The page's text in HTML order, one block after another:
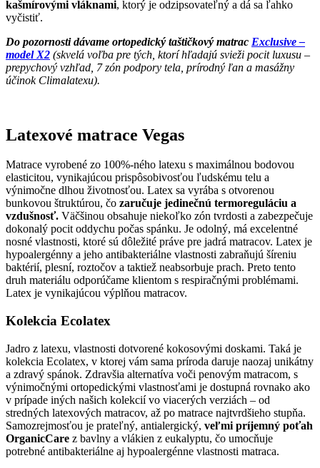
kašmírovými vláknami, ktorý je odzipsovateľný a dá sa ľahko
vyčistiť.
Do pozornosti dávame ortopedický taštičkový matrac Exclusive –
model X2 (skvelá voľba pre tých, ktorí hľadajú svieži pocit luxusu –
prepychový vzhľad, 7 zón podpory tela, prírodný ľan a masážny
účinok Climalatexu).
Latexové matrace Vegas
Matrace vyrobené zo 100%-ného latexu s maximálnou bodovou
elasticitou, vynikajúcou prispôsobivosťou ľudskému telu a
výnimočne dlhou životnosťou. Latex sa vyrába s otvorenou
bunkovou štruktúrou, čo zaručuje jedinečnú termoreguláciu a
vzdušnosť. Väčšinou obsahuje niekoľko zón tvrdosti a zabezpečuje
dokonalý pocit oddychu počas spánku. Je odolný, má excelentné
nosné vlastnosti, ktoré sú dôležité práve pre jadrá matracov. Latex je
hypoalergénny a jeho antibakteriálne vlastnosti zabraňujú šíreniu
baktérií, plesní, roztočov a taktiež neabsorbuje prach. Preto tento
druh materiálu odporúčame klientom s respiračnými problémami.
Latex je vynikajúcou výplňou matracov.
Kolekcia Ecolatex
Jadro z latexu, vlastnosti dotvorené kokosovými doskami. Taká je
kolekcia Ecolatex, v ktorej vám sama príroda daruje naozaj unikátny
a zdravý spánok. Zdravšia alternatíva voči penovým matracom, s
výnimočnými ortopedickými vlastnosťami je dostupná rovnako ako
v prípade iných našich kolekcií vo viacerých verziách – od
stredných latexových matracov, až po matrace najtvrdšieho stupňa.
Samozrejmosťou je prateľný, antialergický, veľmi príjemný poťah
OrganicCare z bavlny a vlákien z eukalyptu, čo umocňuje
potrebné antibakteriálne aj hypoalergénne vlastnosti matraca.